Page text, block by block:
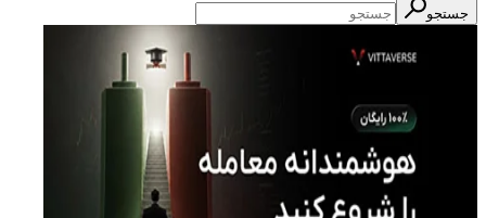
جستجو